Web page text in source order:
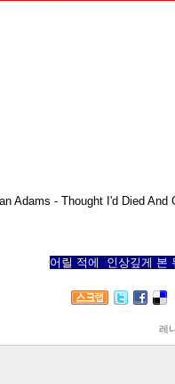
Adams - Thought I'd Died And
어릴 적에 인상깊게 본
레